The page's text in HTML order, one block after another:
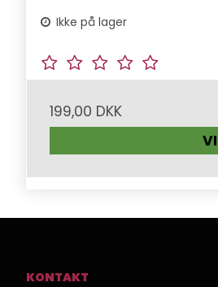
Ikke på lager
199,00 DKK
KONTAKT